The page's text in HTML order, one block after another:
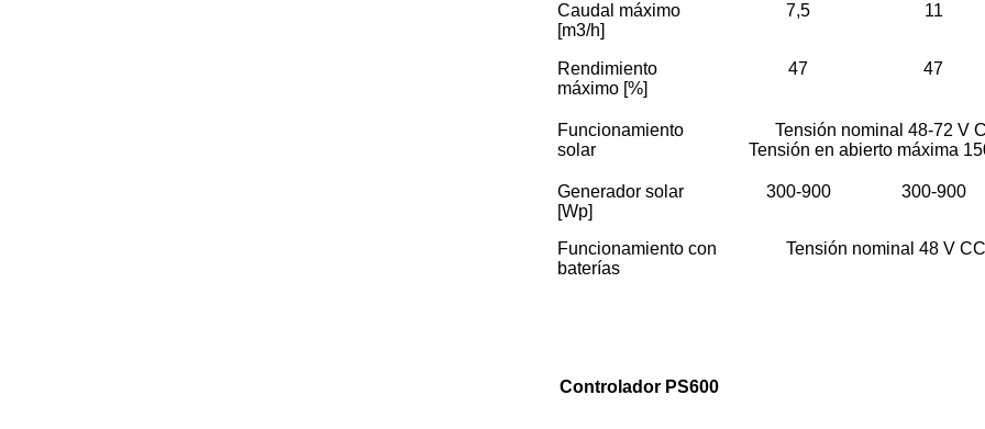
7,5 11
47 47
300-900 300-900
Caudal máximo
[m3/h]
Rendimiento
máximo [%]
Funcionamiento
solar
Tensión nominal 48-72 V
Tensión en abierto máxima
Generador solar
[Wp]
Funcionamiento con
baterías
Tensión nominal 48 V CC
Controlador PS600